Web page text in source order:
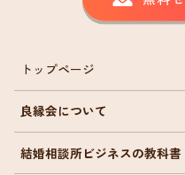
トップページ
良縁会について
結婚相談所ビジネスの教科書